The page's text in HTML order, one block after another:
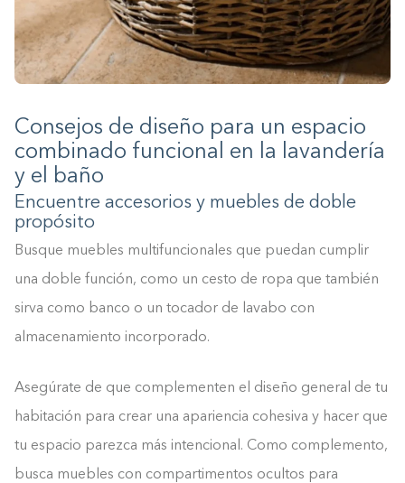
Consejos de diseño para un espacio
combinado funcional en la lavandería
y el baño
Encuentre accesorios y muebles de doble
propósito
Busque muebles multifuncionales que puedan cumplir
una doble función, como un cesto de ropa que también
sirva como banco o un tocador de lavabo con
almacenamiento incorporado.
Asegúrate de que complementen el diseño general de tu
habitación para crear una apariencia cohesiva y hacer que
tu espacio parezca más intencional. Como complemento,
busca muebles con compartimentos ocultos para